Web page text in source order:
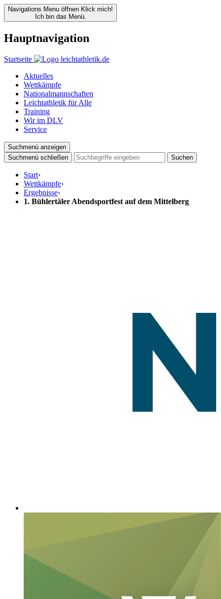
Navigations Menu öffnen Klick mich!
Ich bin das Menü.
Hauptnavigation
Startseite
Aktuelles
Wettkämpfe
Nationalmannschaften
Leichtathletik für Alle
Training
Wir im DLV
Service
Suchmenü anzeigen
Suchmenü schließen
Suchen
Start›
Wettkämpfe›
Ergebnisse›
1. Bühlertäler Abendsportfest auf dem Mittelberg